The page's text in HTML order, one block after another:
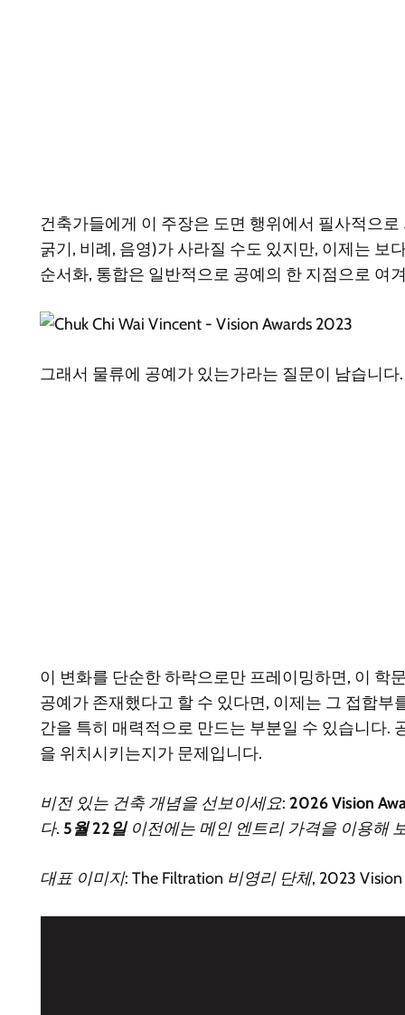
건축가들에게 이 주장은 도면 행위에서 필사적으
굵기, 비례, 음영)가 사라질 수도 있지만, 이제는
순서화, 통합은 일반적으로 공예의 한 지점으로 여
그래서 물류에 공예가 있는가라는 질문이 남습니다.
이 변화를 단순한 하락으로만 프레이밍하면, 이 학
공예가 존재했다고 할 수 있다면, 이제는 그 접합
간을 특히 매력적으로 만드는 부분일 수 있습니다.
을 위치시키는지가 문제입니다.
비전 있는 건축 개념을 선보이세요: 2026 Vision
다. 5월 22일이전에는 메인 엔트리 가격을 이용해
대표 이미지: The Filtration 비영리 단체, 2023 Vision